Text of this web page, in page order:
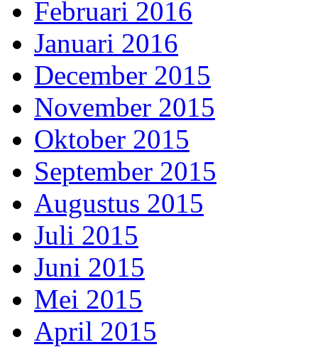
Februari 2016
Januari 2016
December 2015
November 2015
Oktober 2015
September 2015
Augustus 2015
Juli 2015
Juni 2015
Mei 2015
April 2015